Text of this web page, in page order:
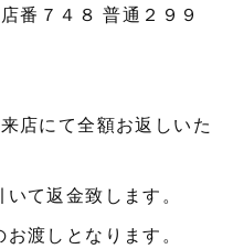
番７４８ 普通２９９
店にて全額お返しいた
て返金致します。
渡しとなります。